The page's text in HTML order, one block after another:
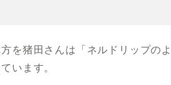
を猪田さんは「ネルドリップの
います。